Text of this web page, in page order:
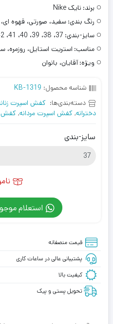
برند: نایک Nike
رنگ بندی:سفید، صورتی، قهوه
سایز-بندی: 37، 38، 39، 40، 41، 42، 43، 44، 45
مناسب: استریت استایل،
ویژه: آقایان، بانوان
شناسه محصول: KB-1319
دسته‌بندی‌ها: کفش اسپرت
دخترانه, کفش اسپرت مردانه, کفش
سایز-بندی
استعلام
قیمت منصفانه
پشتیبانی عالی در ساعات کاری
کیفیت بالا
تحویل پستی و پیک